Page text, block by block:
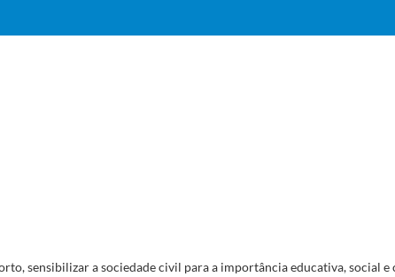
sensibilizar a sociedade civil para a importância educativa, social